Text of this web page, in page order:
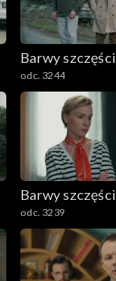
Barwy
odc. 3244
Barwy
odc. 3239